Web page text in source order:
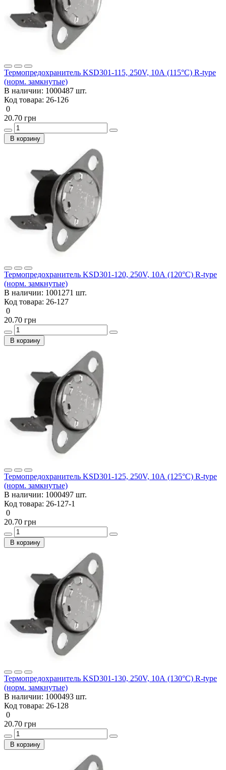
Термопредохранитель KSD301-115, 250V, 10А (115°C) R-type
(норм. замкнутые)
В наличии: 1000487 шт.
Код товара: 26-126
0
20.70 грн
В корзину
Термопредохранитель KSD301-120, 250V, 10А (120°C) R-type
(норм. замкнутые)
В наличии: 1001271 шт.
Код товара: 26-127
0
20.70 грн
В корзину
Термопредохранитель KSD301-125, 250V, 10А (125°C) R-type
(норм. замкнутые)
В наличии: 1000497 шт.
Код товара: 26-127-1
0
20.70 грн
В корзину
Термопредохранитель KSD301-130, 250V, 10А (130°C) R-type
(норм. замкнутые)
В наличии: 1000493 шт.
Код товара: 26-128
0
20.70 грн
В корзину